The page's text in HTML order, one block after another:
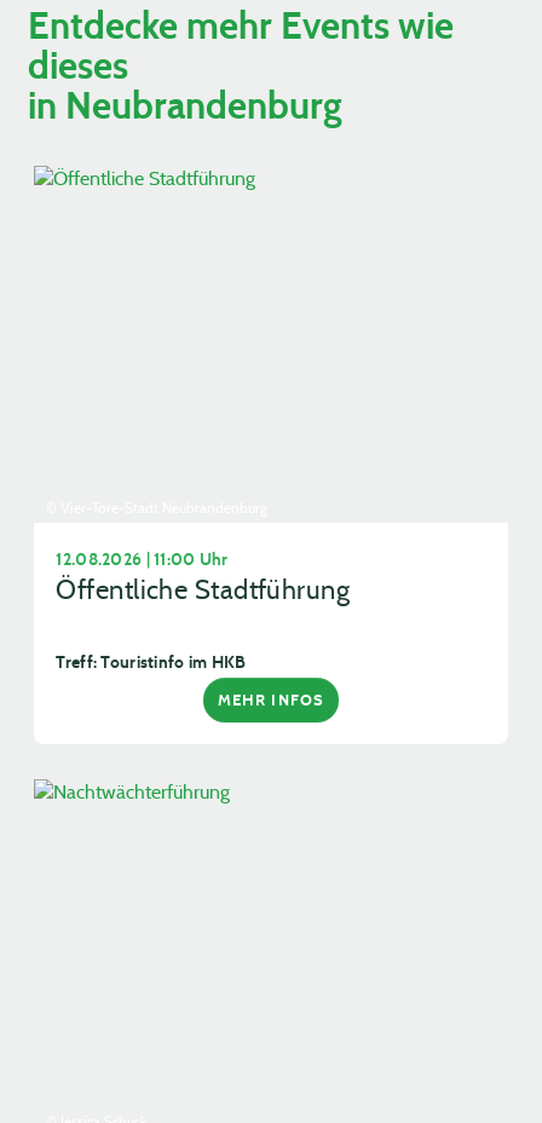
Entdecke mehr Events wie
dieses
in Neubrandenburg
12.08.2026 | 11:00 Uhr
Öffentliche Stadtführung
Treff: Touristinfo im HKB
MEHR INFOS